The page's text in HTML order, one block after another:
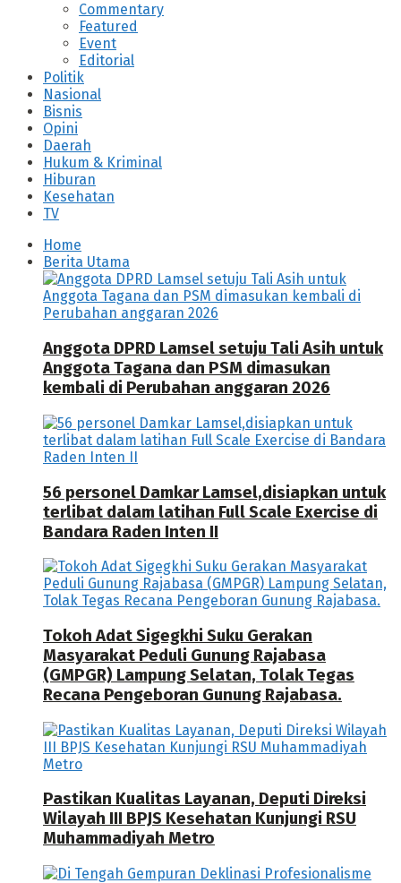
Commentary
Featured
Event
Editorial
Politik
Nasional
Bisnis
Opini
Daerah
Hukum & Kriminal
Hiburan
Kesehatan
TV
Home
Berita Utama
Anggota DPRD Lamsel setuju Tali Asih untuk
Anggota Tagana dan PSM dimasukan
kembali di Perubahan anggaran 2026
56 personel Damkar Lamsel,disiapkan untuk
terlibat dalam latihan Full Scale Exercise di
Bandara Raden Inten II
Tokoh Adat Sigegkhi Suku Gerakan
Masyarakat Peduli Gunung Rajabasa
(GMPGR) Lampung Selatan, Tolak Tegas
Recana Pengeboran Gunung Rajabasa.
Pastikan Kualitas Layanan, Deputi Direksi
Wilayah III BPJS Kesehatan Kunjungi RSU
Muhammadiyah Metro